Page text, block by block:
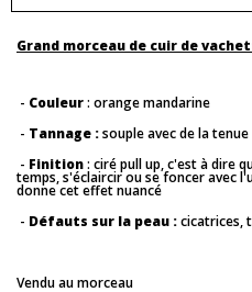
Grand morceau de cuir de
- Couleur: orange mandarine
- Tannage :souple avec de la tenue
- Finition: ciré pull up, c'est à dire
temps, s'éclaircir ou se foncer avec
donne cet effet nuancé
- Défauts sur la peau :cicatrices,
Vendu au morceau